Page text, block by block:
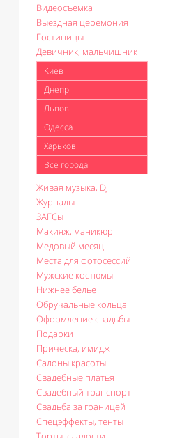
Видеосъемка
Выездная церемония
Гостиницы
Девичник, мальчишник
Киев
Днепр
Львов
Одесса
Харьков
Все города
Живая музыка, DJ
Журналы
ЗАГСы
Макияж, маникюр
Медовый месяц
Места для фотосессий
Мужские костюмы
Нижнее белье
Обручальные кольца
Оформление свадьбы
Подарки
Прическа, имидж
Салоны красоты
Свадебные платья
Свадебный транспорт
Свадьба за границей
Спецэффекты, тенты